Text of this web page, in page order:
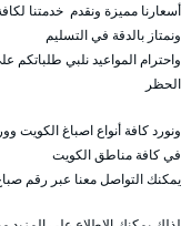
أسعارنا مميزة ونقدم خدمتنا
ونمتاز بالدقة في التسليم
الحظر
ونورد كافة أنواع اصباغ الكويت
في كافة مناطق الكويت
يمكنك التواصل معنا عبر رقم صباغ